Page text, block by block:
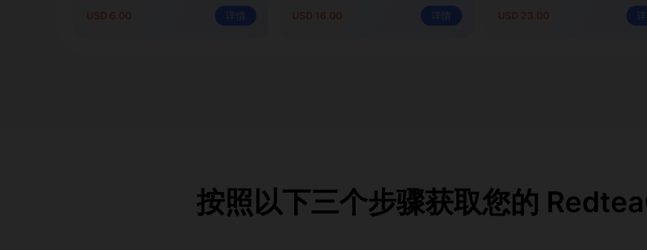
USD 6.00 详情 USD 16.00 详情 USD 23.00
按照以下三个步骤获取您的